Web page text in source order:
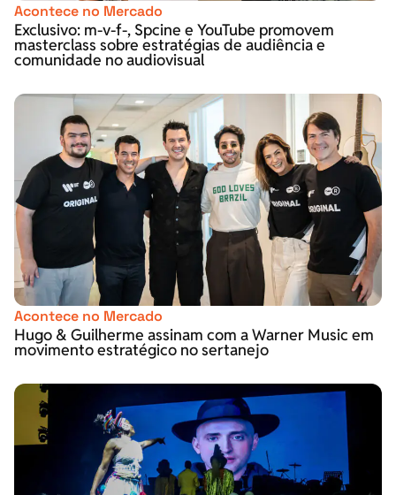
Acontece no Mercado
Exclusivo: m-v-f-, Spcine e YouTube promovem
masterclass sobre estratégias de audiência e
comunidade no audiovisual
Acontece no Mercado
Hugo & Guilherme assinam com a Warner Music em
movimento estratégico no sertanejo